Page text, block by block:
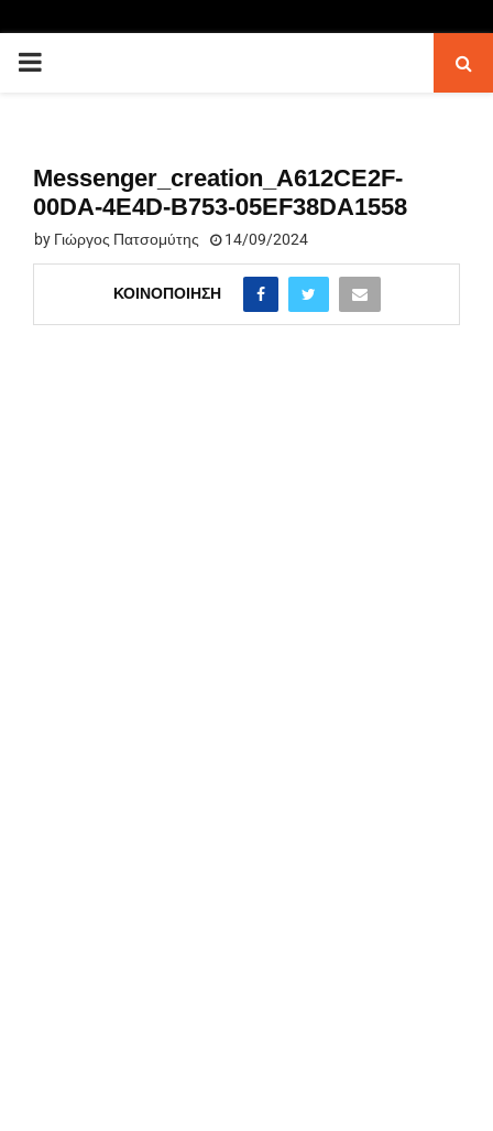
PRIMARY
Messenger_creation_A612CE2F-
00DA-4E4D-B753-05EF38DA1558
by Γιώργος Πατσομύτης 14/09/2024
ΚΟΙΝΟΠΟΊΗΣΗ